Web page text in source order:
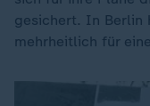
gesichert. In Berlin
mehrheitlich für